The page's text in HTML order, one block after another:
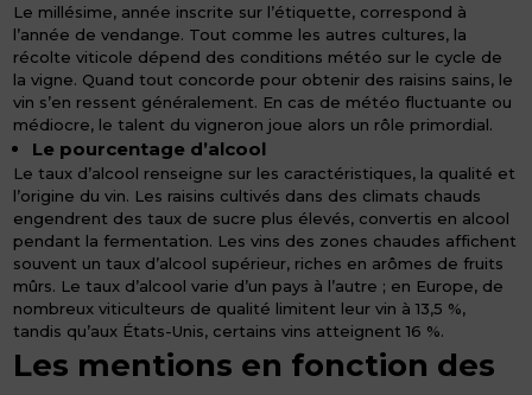
Le millésime, année inscrite sur l’étiquette, correspond à
l’année de vendange. Tout comme les autres cultures, la
récolte viticole dépend des conditions météo sur le cycle de
la vigne. Quand tout concorde pour obtenir des raisins sains, le
vin s’en ressent généralement. En cas de météo fluctuante ou
médiocre, le talent du vigneron joue alors un rôle primordial.
Le pourcentage d’alcool
Le taux d’alcool renseigne sur les caractéristiques, la qualité et
l’origine du vin. Les raisins cultivés dans des climats chauds
engendrent des taux de sucre plus élevés, convertis en alcool
pendant la fermentation. Les vins des zones chaudes affichent
souvent un taux d’alcool supérieur, riches en arômes de fruits
mûrs. Le taux d’alcool varie d’un pays à l’autre ; en Europe, de
nombreux viticulteurs de qualité limitent leur vin à 13,5 %,
tandis qu’aux États-Unis, certains vins atteignent 16 %.
Les mentions en fonction des